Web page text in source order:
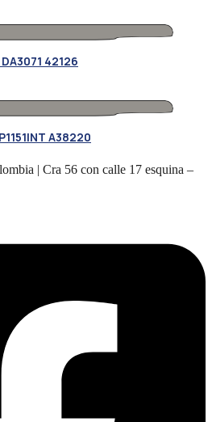
42126
A38220
| Cra 56 con calle 17 esquina –